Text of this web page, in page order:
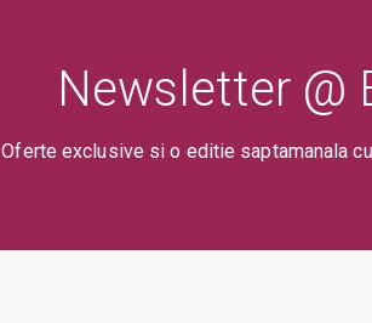
Newsletter @
Oferte exclusive si o editie saptamanala